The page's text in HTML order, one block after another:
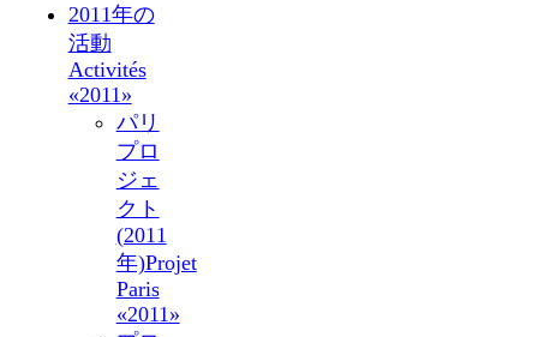
2011年の
活動
Activités
«2011»
パリ
プロ
ジェ
クト
(2011
年)Projet
Paris
«2011»